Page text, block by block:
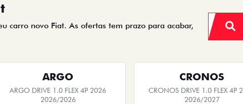
carro novo Fiat. As ofertas tem prazo para acabar,
ARGO
ARGO DRIVE 1.0 FLEX 4P 2026
2026/2026
CRONOS
CRONOS DRIVE 1.0 FLEX 4P
2026/2027